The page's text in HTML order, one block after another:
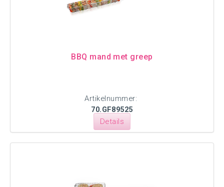
BBQ mand met greep
Artikelnummer:
70.GF89525
Details